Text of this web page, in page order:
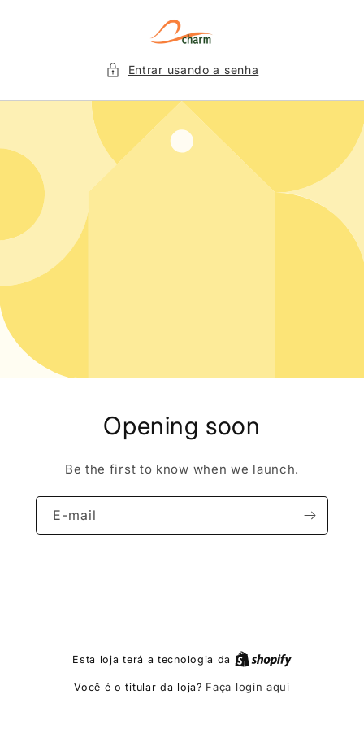
Entrar usando a senha
Opening soon
Be the first to know when we launch.
E-mail
Esta loja terá a tecnologia da
Você é o titular da loja? Faça login aqui